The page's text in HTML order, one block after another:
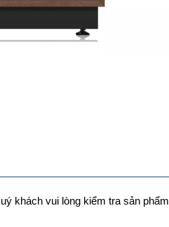
khách vui lòng kiểm tra sản phẩm